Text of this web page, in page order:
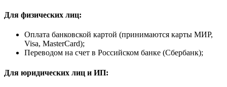
Для физических лиц:
Оплата банковской картой (принимаются карты МИР,
Visa, MasterCard);
Переводом на счет в Российском банке (Сбербанк);
Для юридических лиц и ИП: